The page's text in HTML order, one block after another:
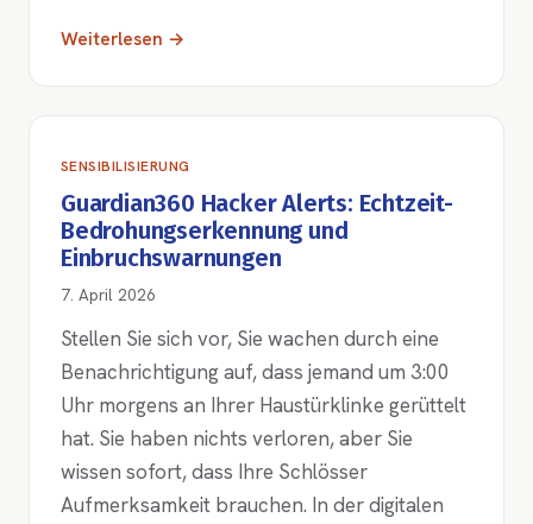
Weiterlesen →
SENSIBILISIERUNG
Guardian360 Hacker Alerts: Echtzeit-
Bedrohungserkennung und
Einbruchswarnungen
7. April 2026
Stellen Sie sich vor, Sie wachen durch eine
Benachrichtigung auf, dass jemand um 3:00
Uhr morgens an Ihrer Haustürklinke gerüttelt
hat. Sie haben nichts verloren, aber Sie
wissen sofort, dass Ihre Schlösser
Aufmerksamkeit brauchen. In der digitalen